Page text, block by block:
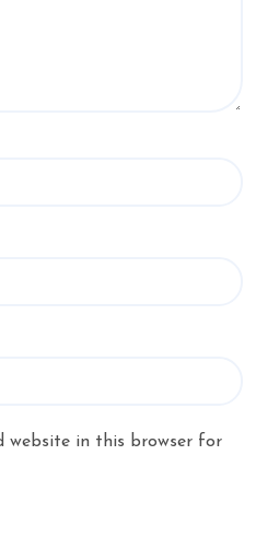
website in this browser for